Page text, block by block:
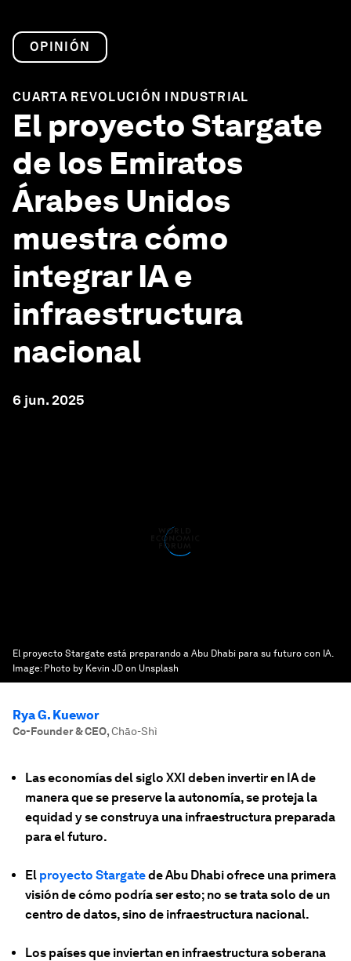
OPINIÓN
CUARTA REVOLUCIÓN INDUSTRIAL
El proyecto Stargate
de los Emiratos
Árabes Unidos
muestra cómo
integrar IA e
infraestructura
nacional
6 jun. 2025
El proyecto Stargate está preparando a Abu Dhabi para su futuro con IA.
Image: Photo by Kevin JD on Unsplash
Rya G. Kuewor
Co-Founder & CEO,Chāo-Shì
Las economías del siglo XXI deben invertir en IA de
manera que se preserve la autonomía, se proteja la
equidad y se construya una infraestructura preparada
para el futuro.
El proyecto Stargatede Abu Dhabi ofrece una primera
visión de cómo podría ser esto; no se trata solo de un
centro de datos, sino de infraestructura nacional.
Los países que inviertan en infraestructura soberana